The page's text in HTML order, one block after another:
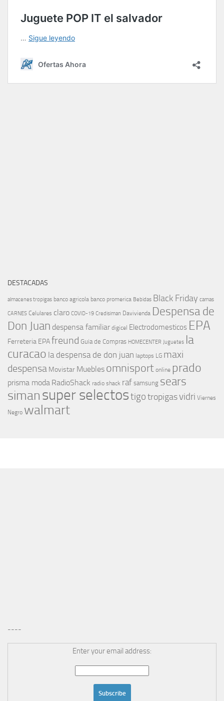
DESTACADAS
almacenes tropigas banco agricola banco promerica Bebidas Black Friday camas
CARNES Celulares claro COVID-19 Credisiman Davivienda Despensa de
Don Juan despensa familiar digicel Electrodomesticos EPA
Ferreteria EPAfreund Guia de Compras HOMECENTER Juguetes la
curacao la despensa de don juan laptops LG maxi
despensa Movistar Muebles omnisport online prado
prisma moda RadioShack radio shack raf samsung sears
simansuper selectostigotropigasvidri Viernes
Negro walmart
----
Enter your email address: